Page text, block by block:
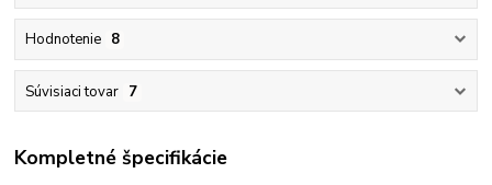
Hodnotenie 8
Súvisiaci tovar 7
Kompletné špecifikácie